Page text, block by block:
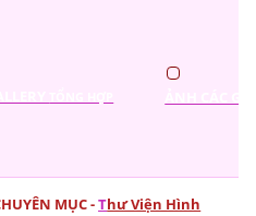
MỤC -Thư Viện Hình